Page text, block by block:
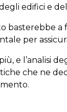
edifici e
basterebbe a
per
più, e l’analisi
che ne